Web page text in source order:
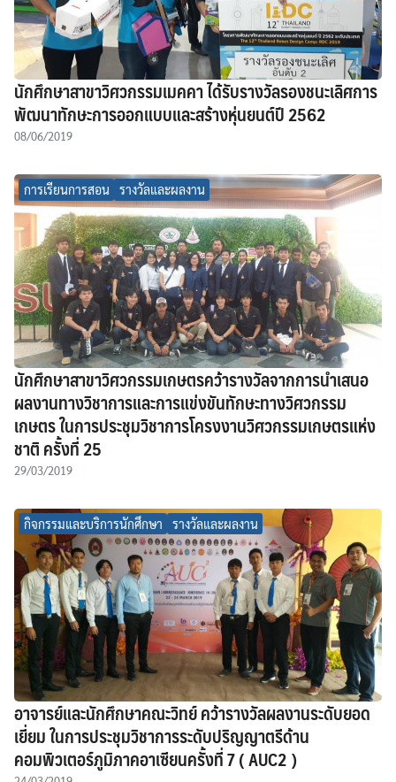
นักศึกษาสาขาวิศวกรรมเมคคา ได้รับรางวัลรองชนะเลิศการ
พัฒนาทักษะการออกแบบและสร้างหุ่นยนต์ปี 2562
08/06/2019
การเรียนการสอน รางวัลและผลงาน
นักศึกษาสาขาวิศวกรรมเกษตรคว้ารางวัลจากการนำเสนอ
ผลงานทางวิชาการและการแข่งขันทักษะทางวิศวกรรม
เกษตร ในการประชุมวิชาการโครงงานวิศวกรรมเกษตรแห่ง
ชาติ ครั้งที่ 25
29/03/2019
กิจกรรมและบริการนักศึกษา รางวัลและผลงาน
อาจารย์และนักศึกษาคณะวิทย์ คว้ารางวัลผลงานระดับยอด
เยี่ยม ในการประชุมวิชาการระดับปริญญาตรีด้าน
คอมพิวเตอร์ภูมิภาคอาเซียนครั้งที่ 7 ( AUC2 )